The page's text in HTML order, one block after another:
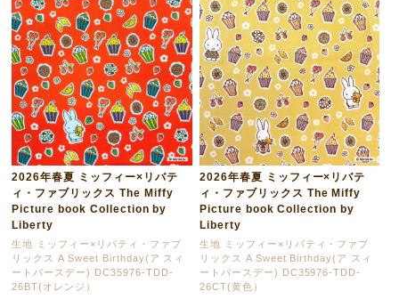
2026年春夏 ミッフィー×リバテ
ィ・ファブリックス The Miffy
Picture book Collection by
Liberty
生地 ミッフィー×リバティ・ファブ
リックス A Sweet Birthday(ア スィ
ートバースデー) DC35976-TDD-
26BT(オレンジ）
2026年春夏 ミッフィー×リバテ
ィ・ファブリックス The Miffy
Picture book Collection by
Liberty
生地 ミッフィー×リバティ・ファブ
リックス A Sweet Birthday(ア スィ
ートバースデー) DC35976-TDD-
26CT(黄色）